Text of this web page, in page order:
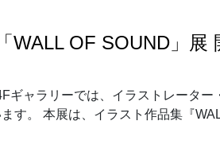
WALL OF SOUND」展
ギャラリーでは、イラストレーター
す。 本展は、イラスト作品集『